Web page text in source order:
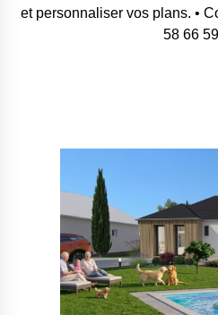
et personnaliser vos plans. •
58 66